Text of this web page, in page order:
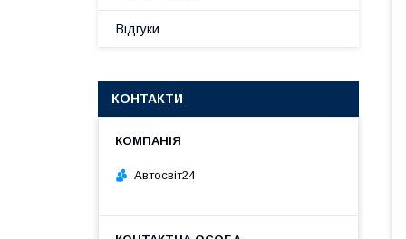
Відгуки
КОНТАКТИ
Автосвіт24